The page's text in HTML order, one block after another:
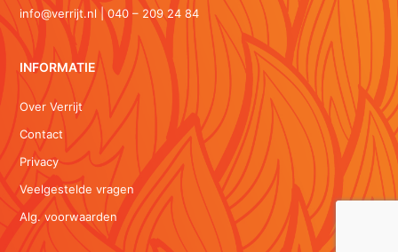
info@verrijt.nl | 040 – 209 24 84
INFORMATIE
Over Verrijt
Contact
Privacy
Veelgestelde vragen
Alg. voorwaarden